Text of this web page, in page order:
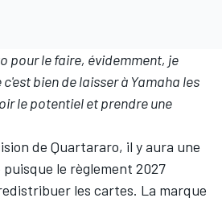
pour le faire, évidemment, je
bien de laisser à Yamaha les
le potentiel et prendre une
de Quartararo, il y aura une
le règlement 2027
les cartes. La marque